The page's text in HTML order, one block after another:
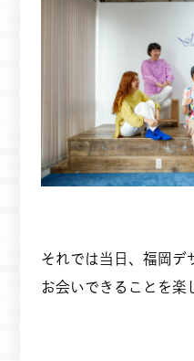
それでは当日、福岡デ
お会いできることを楽